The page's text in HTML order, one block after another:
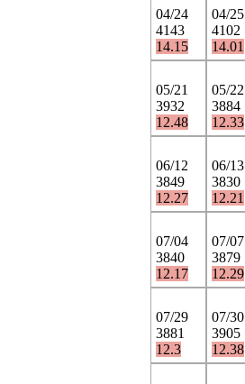
04/24
4143
14.15
04/25
4102
14.01
05/21
3932
12.48
05/22
3884
12.33
06/12
3849
12.27
06/13
3830
12.21
07/04
3840
12.17
07/07
3879
12.29
07/29
3881
12.3
07/30
3905
12.38